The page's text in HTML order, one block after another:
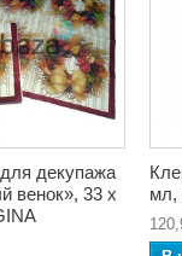
декупажа
венок», 33 x
мл,